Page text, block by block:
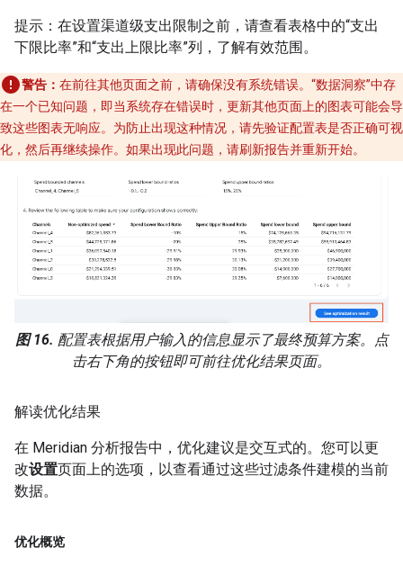
提示：在设置渠道级支出限制之前，请查看表格中的“支出
下限比率”和“支出上限比率”列，了解有效范围。
警告： 在前往其他页面之前，请确保没有系统错误。“数据洞察”中存
在一个已知问题，即当系统存在错误时，更新其他页面上的图表可能会导
致这些图表无响应。为防止出现这种情况，请先验证配置表是否正确可视
化，然后再继续操作。如果出现此问题，请刷新报告并重新开始。
图 16. 配置表根据用户输入的信息显示了最终预算方案。点
击右下角的按钮即可前往优化结果页面。
解读优化结果
在 Meridian 分析报告中，优化建议是交互式的。您可以更
改设置页面上的选项，以查看通过这些过滤条件建模的当前
数据。
优化概览